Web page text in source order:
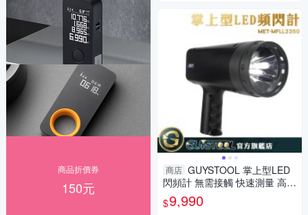
商品折價券
150元
商店 GUYSTOOL 掌上型LED
閃頻計 無需接觸 快速測量 高頻
閃燈 MET-MFLL2350 非接觸
轉速頻閃儀 頻閃儀
$9,990